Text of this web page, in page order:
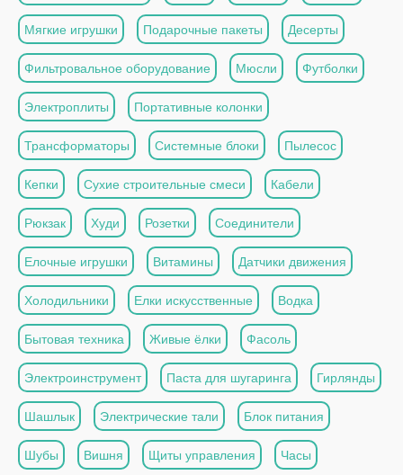
Мягкие игрушки Подарочные пакеты Десерты
Фильтровальное оборудование Мюсли Футболки
Электроплиты Портативные колонки
Трансформаторы Системные блоки Пылесос
Кепки Сухие строительные смеси Кабели
Рюкзак Худи Розетки Соединители
Елочные игрушки Витамины Датчики движения
Холодильники Елки искусственные Водка
Бытовая техника Живые ёлки Фасоль
Электроинструмент Паста для шугаринга Гирлянды
Шашлык Электрические тали Блок питания
Шубы Вишня Щиты управления Часы